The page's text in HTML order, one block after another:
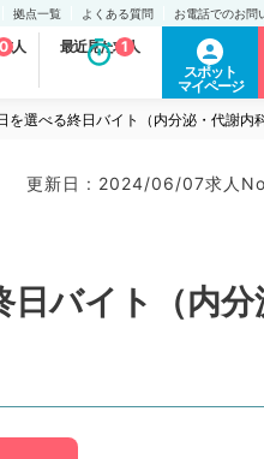
拠点一覧 よくある質問 お電話でのお問
人
0 最近見た求人
1
スポット
マイページ
選べる終日バイト（内分泌・代謝内
更新日 : 2024/06/07求人
バイト（内分